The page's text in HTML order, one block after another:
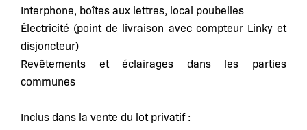
Interphone, boîtes aux lettres, local poubelles
Électricité (point de livraison avec compteur Linky et
disjoncteur)
Revêtements et éclairages dans les parties
communes
Inclus dans la vente du lot privatif :